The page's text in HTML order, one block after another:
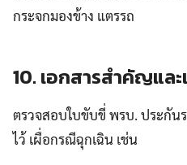
กระจกมองข้าง แตรรถ
10. เอกสารสำคัญและ
ตรวจสอบใบขับขี่ พรบ. ประกัน
ไว้ เผื่อกรณีฉุกเฉิน เช่น